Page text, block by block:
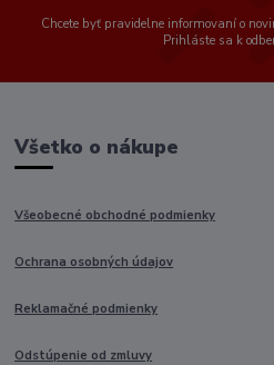
Chcete byť pravidelne informovaní o
Prihláste sa k
Všetko o nákupe
Všeobecné obchodné podmienky
Ochrana osobných údajov
Reklamačné podmienky
Odstúpenie od zmluvy